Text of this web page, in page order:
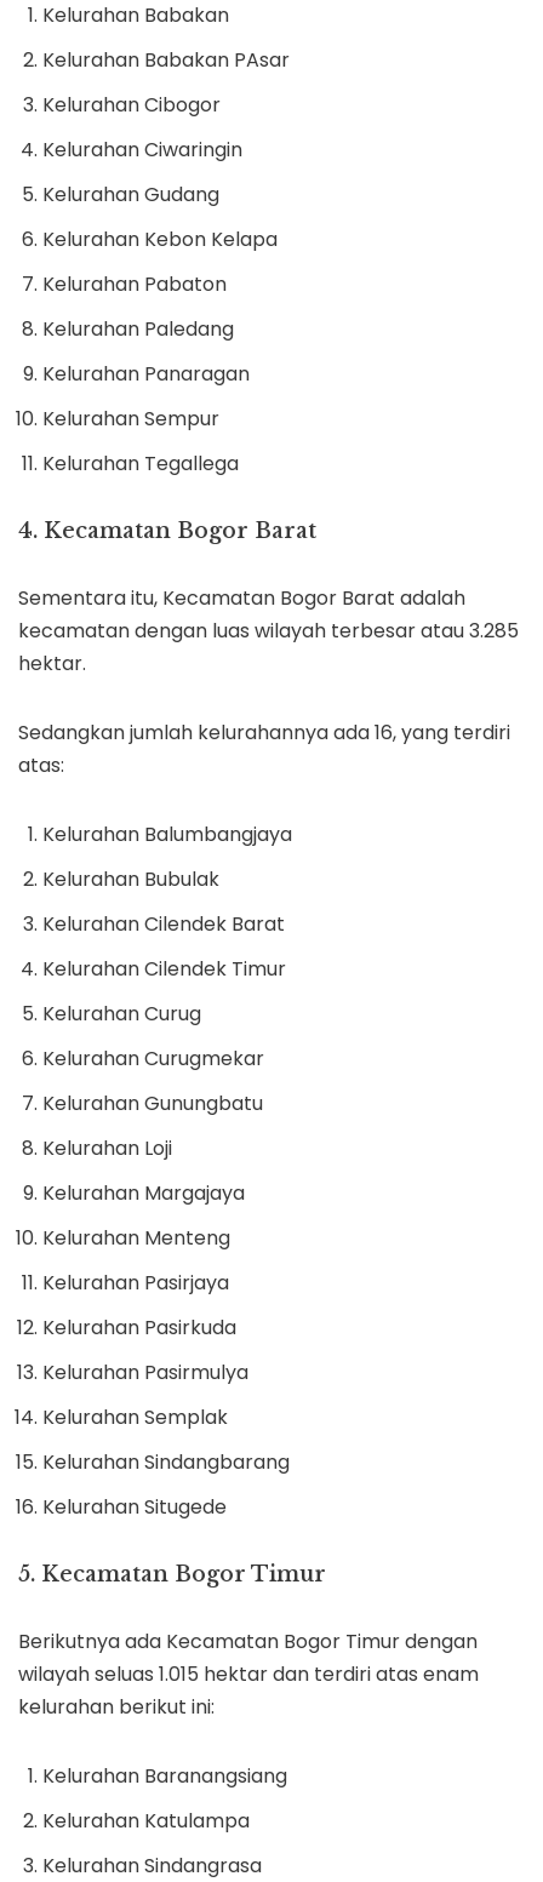
Kelurahan Babakan
Kelurahan Babakan PAsar
Kelurahan Cibogor
Kelurahan Ciwaringin
Kelurahan Gudang
Kelurahan Kebon Kelapa
Kelurahan Pabaton
Kelurahan Paledang
Kelurahan Panaragan
Kelurahan Sempur
Kelurahan Tegallega
4. Kecamatan Bogor Barat
Sementara itu, Kecamatan Bogor Barat adalah
kecamatan dengan luas wilayah terbesar atau 3.285
hektar.
Sedangkan jumlah kelurahannya ada 16, yang terdiri
atas:
Kelurahan Balumbangjaya
Kelurahan Bubulak
Kelurahan Cilendek Barat
Kelurahan Cilendek Timur
Kelurahan Curug
Kelurahan Curugmekar
Kelurahan Gunungbatu
Kelurahan Loji
Kelurahan Margajaya
Kelurahan Menteng
Kelurahan Pasirjaya
Kelurahan Pasirkuda
Kelurahan Pasirmulya
Kelurahan Semplak
Kelurahan Sindangbarang
Kelurahan Situgede
5. Kecamatan Bogor Timur
Berikutnya ada Kecamatan Bogor Timur dengan
wilayah seluas 1.015 hektar dan terdiri atas enam
kelurahan berikut ini:
Kelurahan Baranangsiang
Kelurahan Katulampa
Kelurahan Sindangrasa